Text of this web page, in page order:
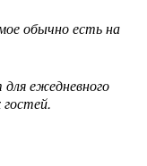
обычно есть на
ежедневного